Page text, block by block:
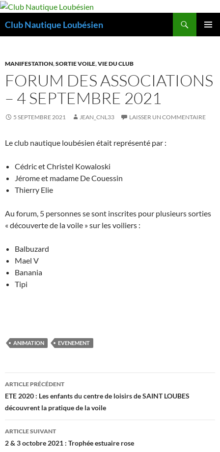
Aller
contenu
Club Nautique Loubésien
MANIFESTATION,SORTIE VOILE,VIE DU CLUB
FORUM DES ASSOCIATIONS
– 4 SEPTEMBRE 2021
5 SEPTEMBRE 2021 JEAN_CNL33 LAISSER UN COMMENTAIRE
Le club nautique loubésien était représenté par :
Cédric et Christel Kowaloski
Jérome et madame De Couessin
Thierry Elie
Au forum, 5 personnes se sont inscrites pour plusieurs sorties
« découverte de la voile » sur les voiliers :
Balbuzard
Mael V
Banania
Tipi
ANIMATION EVENEMENT
Navigation
des
articles
ARTICLE PRÉCÉDENT
ETE 2020 : Les enfants du centre de loisirs de SAINT LOUBES
découvrent la pratique de la voile
ARTICLE SUIVANT
2 & 3 octobre 2021 : Trophée estuaire rose